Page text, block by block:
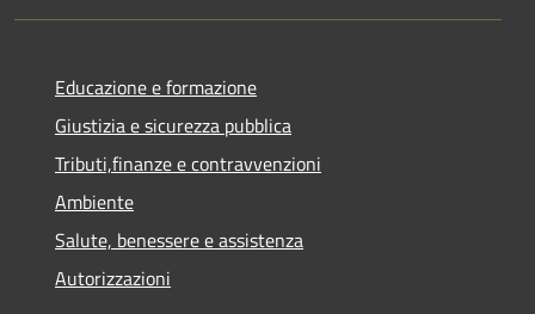
Educazione e formazione
Giustizia e sicurezza pubblica
Tributi,finanze e contravvenzioni
Ambiente
Salute, benessere e assistenza
Autorizzazioni